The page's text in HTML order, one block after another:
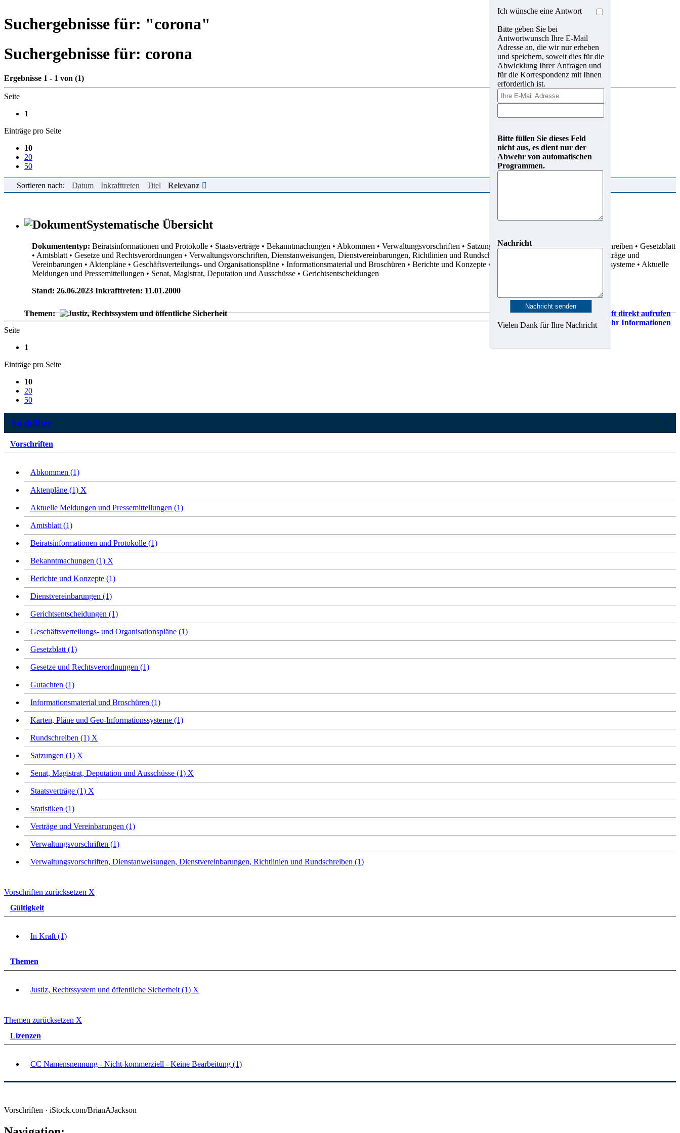
Suchergebnisse für: "corona"
Suchergebnisse für: corona
Ergebnisse 1 - 1 von (1)
Seite
1
Einträge pro Seite
10
20
50
Sortieren nach: Datum Inkrafttreten Titel Relevanz
Systematische Übersicht
Dokumententyp: Beiratsinformationen und Protokolle • Staatsverträge • Bekanntmachungen • Abkommen • Verwaltungsvorschriften • Satzungen• Dienstvereinbarungen• Rundschreiben • Gesetzblatt
• Amtsblatt • Gesetze und Rechtsverordnungen • Verwaltungsvorschriften, Dienstanweisungen, Dienstvereinbarungen, Richtlinien und Rundschreiben
• Verträge und
Vereinbarungen • Aktenpläne • Geschäftsverteilungs- und Organisationspläne • Informationsmaterial und Broschüren • Berichte und Konzepte • Karten, Pläne und Geo-Informationssysteme • Aktuelle
Meldungen und Pressemitteilungen • Senat, Magistrat, Deputation und Ausschüsse • Gerichtsentscheidungen
Stand: 26.06.2023 Inkrafttreten: 11.01.2000
Themen:
Vorschrift direkt aufrufen
Mehr Informationen
Seite
1
Einträge pro Seite
10
20
50
Suchfilter
Vorschriften
Abkommen (1)
Aktenpläne (1) X
Aktuelle Meldungen und Pressemitteilungen (1)
Amtsblatt (1)
Beiratsinformationen und Protokolle (1)
Bekanntmachungen (1) X
Berichte und Konzepte (1)
Dienstvereinbarungen (1)
Gerichtsentscheidungen (1)
Geschäftsverteilungs- und Organisationspläne (1)
Gesetzblatt (1)
Gesetze und Rechtsverordnungen (1)
Gutachten (1)
Informationsmaterial und Broschüren (1)
Karten, Pläne und Geo-Informationssysteme (1)
Rundschreiben (1) X
Satzungen (1) X
Senat, Magistrat, Deputation und Ausschüsse (1) X
Staatsverträge (1) X
Statistiken (1)
Verträge und Vereinbarungen (1)
Verwaltungsvorschriften (1)
Verwaltungsvorschriften, Dienstanweisungen, Dienstvereinbarungen, Richtlinien und Rundschreiben (1)
Vorschriften zurücksetzen X
Gültigkeit
In Kraft (1)
Themen
Justiz, Rechtssystem und öffentliche Sicherheit (1) X
Themen zurücksetzen X
Lizenzen
CC Namensnennung - Nicht-kommerziell - Keine Bearbeitung (1)
Ich wünsche eine Antwort
Bitte geben Sie bei
Antwortwunsch Ihre E-Mail
Adresse an, die wir nur erheben
und speichern, soweit dies für die
Abwicklung Ihrer Anfragen und
für die Korrespondenz mit Ihnen
erforderlich ist.
Bitte füllen Sie dieses Feld
nicht aus, es dient nur der
Abwehr von automatischen
Programmen.
Nachricht
Vielen Dank für Ihre Nachricht
Vorschriften · iStock.com/BrianAJackson